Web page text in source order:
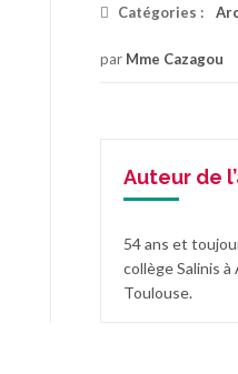
Catégories :
par Mme Cazagou
Auteur de
54 ans et
collège Salinis
Toulouse.